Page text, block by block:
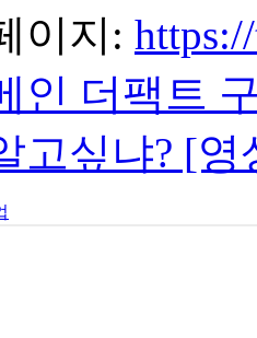
이지:
인 더팩트
고싶냐? [